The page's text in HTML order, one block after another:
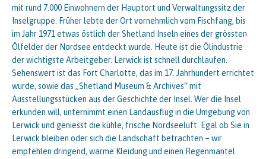
mit rund 7.000 Einwohnern der Hauptort und Verwaltungssitz der
Inselgruppe. Früher lebte der Ort vornehmlich vom Fischfang, bis
im Jahr 1971 etwas östlich der Shetland Inseln eines der grössten
Ölfelder der Nordsee entdeckt wurde. Heute ist die Ölindustrie
der wichtigste Arbeitgeber. Lerwick ist schnell durchlaufen.
Sehenswert ist das Fort Charlotte, das im 17. Jahrhundert errichtet
wurde, sowie das „Shetland Museum & Archives“ mit
Ausstellungsstücken aus der Geschichte der Insel. Wer die Insel
erkunden will, unternimmt einen Landausflug in die Umgebung von
Lerwick und geniesst die kühle, frische Nordseeluft. Egal ob Sie in
Lerwick bleiben oder sich die Landschaft betrachten – wir
empfehlen dringend, warme Kleidung und einen Regenmantel